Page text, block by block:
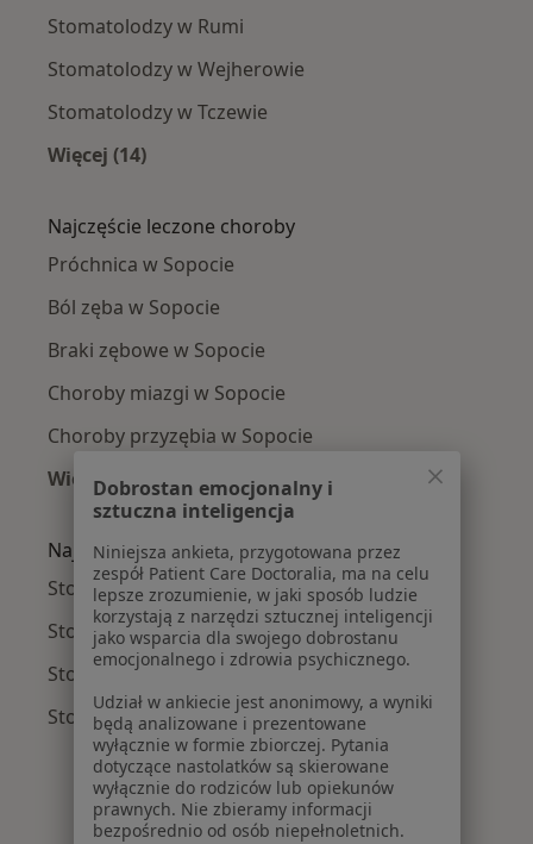
Stomatolodzy w Rumi
Stomatolodzy w Wejherowie
Stomatolodzy w Tczewie
Więcej (14)
Najczęście leczone choroby
Próchnica w Sopocie
Ból zęba w Sopocie
Braki zębowe w Sopocie
Choroby miazgi w Sopocie
Choroby przyzębia w Sopocie
Więcej (15)
Więcej w kategorii: Najczęście leczone
Najpopularniejsze ubezpieczenia
Stomatolodzy z Signal Iduna w Sopocie
Stomatolodzy z POLMED w Sopocie
Stomatolodzy z TU Zdrowie w Sopocie
Stomatolodzy z Medicover w Sopocie
Dobrostan emocjonalny i
sztuczna inteligencja
Niniejsza ankieta, przygotowana przez
zespół Patient Care Doctoralia, ma na celu
lepsze zrozumienie, w jaki sposób ludzie
korzystają z narzędzi sztucznej inteligencji
jako wsparcia dla swojego dobrostanu
emocjonalnego i zdrowia psychicznego.
Udział w ankiecie jest anonimowy, a wyniki
będą analizowane i prezentowane
wyłącznie w formie zbiorczej. Pytania
dotyczące nastolatków są skierowane
wyłącznie do rodziców lub opiekunów
prawnych. Nie zbieramy informacji
bezpośrednio od osób niepełnoletnich.